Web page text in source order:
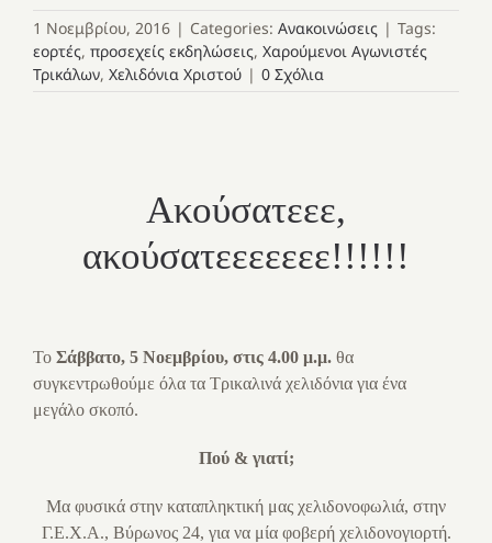
1 Νοεμβρίου, 2016 | Categories: Ανακοινώσεις | Tags:
εορτές, προσεχείς εκδηλώσεις, Χαρούμενοι Αγωνιστές
Τρικάλων, Χελιδόνια Χριστού | 0 Σχόλια
Ακούσατεεε,
ακούσατεεεεεεε!!!!!!
Το Σάββατο, 5 Νοεμβρίου, στις 4.00 μ.μ. θα
συγκεντρωθούμε όλα τα Τρικαλινά χελιδόνια για ένα
μεγάλο σκοπό.
Πού & γιατί;
Μα φυσικά στην καταπληκτική μας χελιδονοφωλιά, στην
Γ.Ε.Χ.Α., Βύρωνος 24, για να μία φοβερή χελιδονογιορτή.